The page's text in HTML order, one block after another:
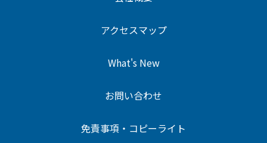
アクセスマップ
What's New
お問い合わせ
免責事項・コピーライト